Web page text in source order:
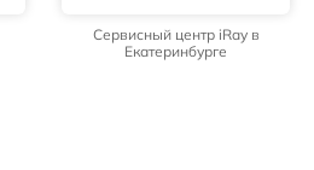
Сервисный центр iRay в
Екатеринбурге